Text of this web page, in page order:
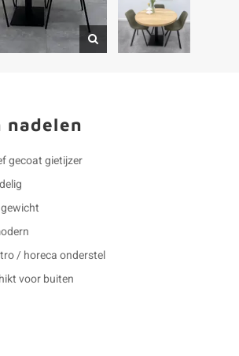
nadelen
gecoat gietijzer
/ horeca onderstel
voor buiten